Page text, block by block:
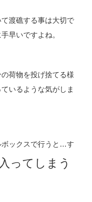
渡礁する事は大切で
早いですよね。
荷物を投げ捨てる様
いるような気がしま
ボックスで行うと…す
ってしまう